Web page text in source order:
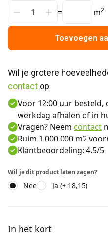
= m2
Toevoegen
contact op
Voor 12:00 uur besteld,
werkdag afhalen of in
Vragen? Neem contact
Ruim 1.000.000 m2
Klantbeoordeling: 4.5/5
Wil je dit product laten zagen?
Nee Ja (+ 18,15)
In het kort